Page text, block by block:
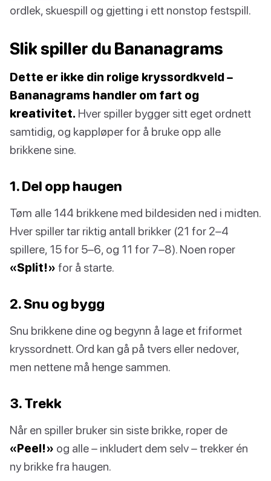
ordlek, skuespill og gjetting i ett nonstop festspill.
Slik spiller du Bananagrams
Dette er ikke din rolige kryssordkveld –
Bananagrams handler om fart og
kreativitet. Hver spiller bygger sitt eget ordnett
samtidig, og kappløper for å bruke opp alle
brikkene sine.
1. Del opp haugen
Tøm alle 144 brikkene med bildesiden ned i midten.
Hver spiller tar riktig antall brikker (21 for 2–4
spillere, 15 for 5–6, og 11 for 7–8). Noen roper
«Split!» for å starte.
2. Snu og bygg
Snu brikkene dine og begynn å lage et friformet
kryssordnett. Ord kan gå på tvers eller nedover,
men nettene må henge sammen.
3. Trekk
Når en spiller bruker sin siste brikke, roper de
«Peel!» og alle – inkludert dem selv – trekker én
ny brikke fra haugen.